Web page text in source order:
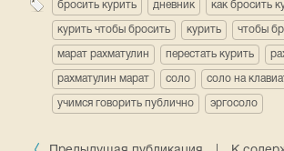
бросить курить дневник как бросить
курить чтобы бросить курить чтобы
марат рахматулин перестать курить
рахматулин марат соло соло на
учимся говорить публично эргосоло